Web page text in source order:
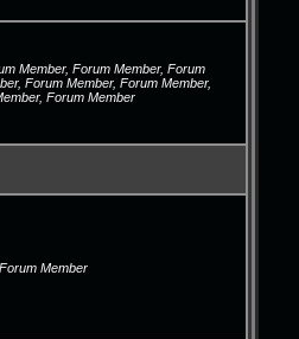
Member, Forum Member, Forum
Forum Member, Forum Member,
Forum Member
Member